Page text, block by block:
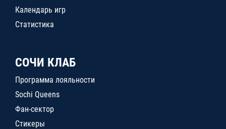
Календарь игр
Статистика
СОЧИ КЛАБ
Программа лояльности
Sochi Queens
Фан-сектор
Стикеры